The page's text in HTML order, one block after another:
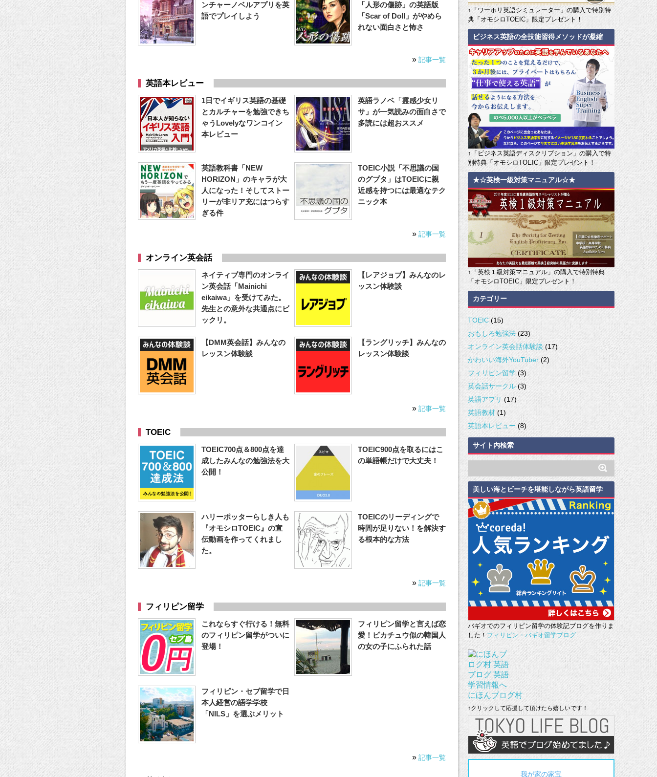
ンチャーノベルアプリを英
語でプレイしよう
「人形の傷跡」の英語版
「Scar of Doll」がやめら
れない面白さと怖さ
» 記事一覧
英語本レビュー
1日でイギリス英語の基礎
とカルチャーを勉強できち
ゃうLovelyなワンコイン
本レビュー
英語ラノベ「霊感少女リ
サ」が一気読みの面白さで
多読には超おススメ
英語教科書「NEW
HORIZON」のキャラが大
人になった！そしてストー
リーが非リア充にはつらす
ぎる件
TOEIC小説「不思議の国
のグプタ」はTOEICに親
近感を持つには最適なテク
ニック本
» 記事一覧
オンライン英会話
ネイティブ専門のオンライ
ン英会話「Mainichi
eikaiwa」を受けてみた。
先生との意外な共通点にビ
ックリ。
【レアジョブ】みんなのレ
ッスン体験談
【DMM英会話】みんなの
レッスン体験談
【ラングリッチ】みんなの
レッスン体験談
» 記事一覧
TOEIC
TOEIC700点＆800点を達
成したみんなの勉強法を大
公開！
TOEIC900点を取るにはこ
の単語帳だけで大丈夫！
ハリーポッターらしき人も
『オモシロTOEIC』の宣
伝動画を作ってくれまし
た。
TOEICのリーディングで
時間が足りない！を解決す
る根本的な方法
» 記事一覧
フィリピン留学
これならすぐ行ける！無料
のフィリピン留学がついに
登場！
フィリピン留学と言えば恋
愛！ピカチュウ似の韓国人
の女の子にふられた話
フィリピン・セブ留学で日
本人経営の語学学校
「NILS」を選ぶメリット
» 記事一覧
↑「ワーホリ英語シミュレーター」の購入で特別特
典「オモシロTOEIC」限定プレゼント！
ビジネス英語の全技能習得メソッドが凝縮
↑「ビジネス英語ディスクリプション」の購入で特
別特典「オモシロTOEIC」限定プレゼント！
★☆英検一級対策マニュアル☆★
↑「英検１級対策マニュアル」の購入で特別特典
「オモシロTOEIC」限定プレゼント！
カテゴリー
TOEIC(15)
おもしろ勉強法 (23)
オンライン英会話体験談 (17)
かわいい海外YouTuber (2)
フィリピン留学 (3)
英会話サークル (3)
英語アプリ (17)
英語教材 (1)
英語本レビュー (8)
サイト内検索
美しい海とビーチを堪能しながら英語留学
バギオでのフィリピン留学の体験記ブログを作りま
した！ フィリピン・バギオ留学ブログ
にほんブログ村
↑クリックして応援して頂けたら嬉しいです！
我が家の家宝